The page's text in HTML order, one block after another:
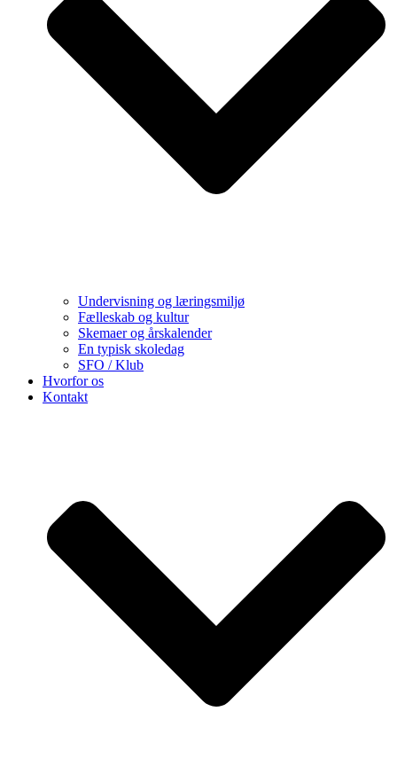
Undervisning og læringsmiljø
Fælleskab og kultur
Skemaer og årskalender
En typisk skoledag
SFO / Klub
Hvorfor os
Kontakt